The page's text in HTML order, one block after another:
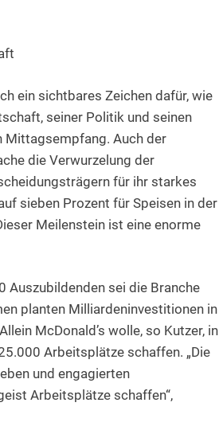
ein sichtbares Zeichen dafür, wie
seiner Politik und seinen
Mittagsempfang. Auch der
die Verwurzelung der
für ihr starkes
sieben Prozent für Speisen in der
Meilenstein ist eine enorme
Auszubildenden sei die Branche
planten Milliardeninvestitionen in
McDonald’s wolle, so Kutzer, in
Arbeitsplätze schaffen. „Die
und engagierten
Arbeitsplätze schaffen“,